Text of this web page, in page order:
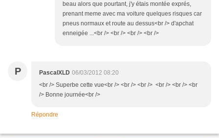
beau alors que pourtant, j'y étais montée exprés,
prenant meme avec ma voiture quelques risques car
pneus normaux et route au dessus<br /> d'apchat
enneigée ...<br /> <br /> <br /> <br />
P PascalXLD 06/03/2012 08:20
<br /> Superbe cette vue<br /> <br /> <br /> <br /> <br /> <br
/> Bonne journée<br />
Répondre